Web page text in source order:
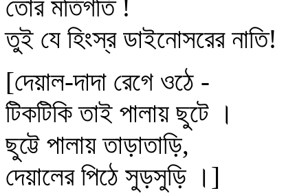
তোর মতিগতি !
তুই যে হিংস্র ডাইনোসরের নাতি!
[দেয়াল-দাদা রেগে ওঠে -
টিকটিকি তাই পালায় ছুটে ।
ছুট্টে পালায় তাড়াতাড়ি,
দেয়ালের পিঠে সুড়সুড়ি ।]